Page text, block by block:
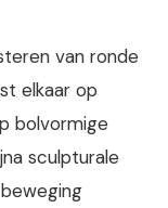
van ronde
elkaar op
bolvormige
sculpturale